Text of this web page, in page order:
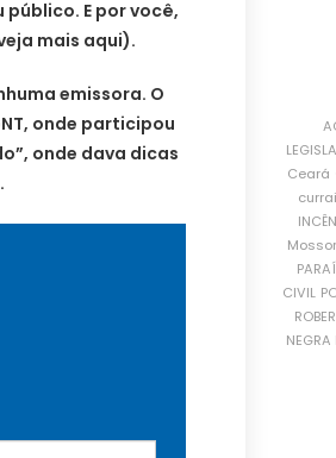
E por você,
mais aqui).
emissora. O
onde participou
onde dava dicas
Ceará
CIVIL
NEGRA